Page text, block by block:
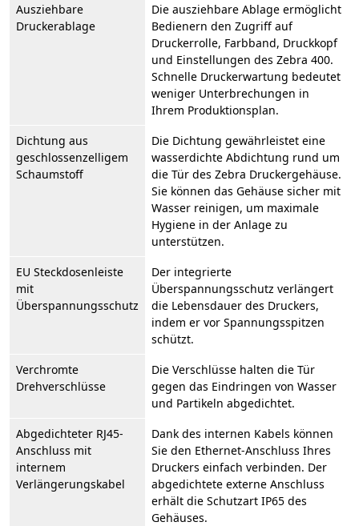
Ausziehbare
Druckerablage
Die ausziehbare Ablage ermöglicht
Bedienern den Zugriff auf
Druckerrolle, Farbband, Druckkopf
und Einstellungen des Zebra 400.
Schnelle Druckerwartung bedeutet
weniger Unterbrechungen in
Ihrem Produktionsplan.
Dichtung aus
geschlossenzelligem
Schaumstoff
Die Dichtung gewährleistet eine
wasserdichte Abdichtung rund um
die Tür des Zebra Druckergehäuse.
Sie können das Gehäuse sicher mit
Wasser reinigen, um maximale
Hygiene in der Anlage zu
unterstützen.
EU Steckdosenleiste
mit
Überspannungsschutz
Der integrierte
Überspannungsschutz verlängert
die Lebensdauer des Druckers,
indem er vor Spannungsspitzen
schützt.
Verchromte
Drehverschlüsse
Die Verschlüsse halten die Tür
gegen das Eindringen von Wasser
und Partikeln abgedichtet.
Abgedichteter RJ45-
Anschluss mit
internem
Verlängerungskabel
Dank des internen Kabels können
Sie den Ethernet-Anschluss Ihres
Druckers einfach verbinden. Der
abgedichtete externe Anschluss
erhält die Schutzart IP65 des
Gehäuses.